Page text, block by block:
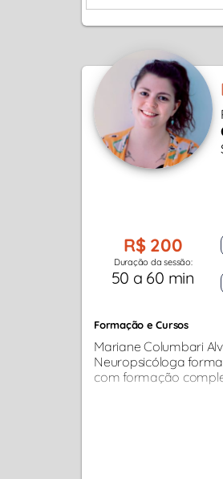
R$ 200
Duração da sessão:
50 a 60 min
Formação e Cursos
Mariane Columbari
Neuropsicóloga
com formação